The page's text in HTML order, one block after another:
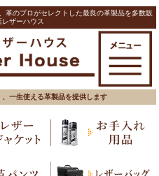
革のプロがセレクトした最良の革製品を多数販
ザーハウス
一生使える革製品を提供します